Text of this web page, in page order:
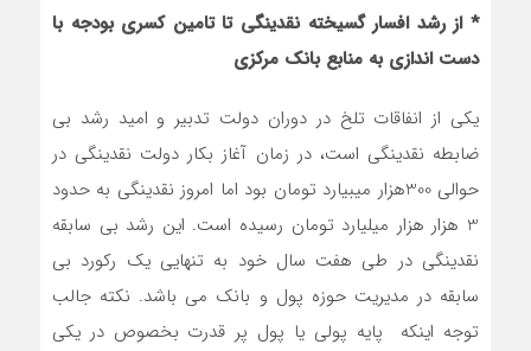
* از رشد افسار گسیخته نقدینگی تا تامین کسری بودجه با
دست اندازی به منابع بانک مرکزی
یکی از انفاقات تلخ در دوران دولت تدبیر و امید رشد بی
ضابطه نقدینگی است، در زمان آغاز بکار دولت نقدینگی در
حوالی 300هزار میبیارد تومان بود اما امروز نقدینگی به حدود
3 هزار هزار میلیارد تومان رسیده است. این رشد بی سابقه
نقدینگی در طی هفت سال خود به تنهایی یک رکورد بی
سابقه در مدیریت حوزه پول و بانک می باشد. نکته جالب
توجه اینکه پایه پولی یا پول پر قدرت بخصوص در یکی